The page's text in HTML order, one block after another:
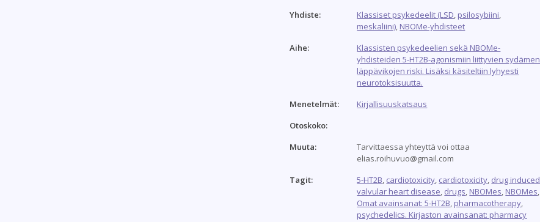
Yhdiste:
Klassiset psykedeelit (LSD, psilosybiini,
meskaliini), NBOMe-yhdisteet
Aihe:
Klassisten psykedeelien sekä NBOMe-
yhdisteiden 5-HT2B-agonismiin liittyvien sydämen
läppävikojen riski. Lisäksi käsiteltiin lyhyesti
neurotoksisuutta.
Menetelmät:
Kirjallisuuskatsaus
Otoskoko:
Muuta:
Tarvittaessa yhteyttä voi ottaa
elias.roihuvuo@gmail.com
Tagit:
5-HT2B, cardiotoxicity, cardiotoxicity, drug induced
valvular heart disease, drugs, NBOMes, NBOMes,
Omat avainsanat: 5-HT2B, pharmacotherapy,
psychedelics. Kirjaston avainsanat: pharmacy